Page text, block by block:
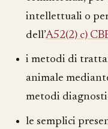
intellettuali o
dell’A52(2) c)
i metodi di
animale
metodi
le semplici